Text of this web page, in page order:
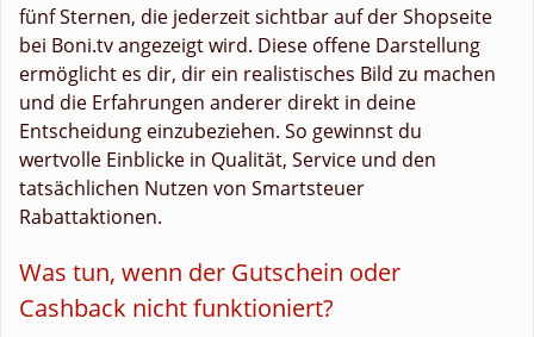
fünf Sternen, die jederzeit sichtbar auf der Shopseite
bei Boni.tv angezeigt wird. Diese offene Darstellung
ermöglicht es dir, dir ein realistisches Bild zu machen
und die Erfahrungen anderer direkt in deine
Entscheidung einzubeziehen. So gewinnst du
wertvolle Einblicke in Qualität, Service und den
tatsächlichen Nutzen von Smartsteuer
Rabattaktionen.
Was tun, wenn der Gutschein oder
Cashback nicht funktioniert?